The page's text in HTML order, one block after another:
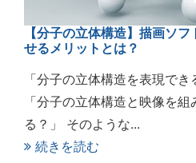
【分子の立体構造】描画ソ
せるメリットとは？
「分子の立体構造を表現でき
「分子の立体構造と映像を
る？」 そのような...
続きを読む